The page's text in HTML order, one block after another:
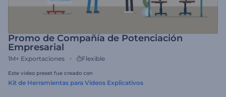
Promo de Compañía de Potenciación
Empresarial
1M+ Exportaciones Flexible
Este video preset fue creado con
Kit de Herramientas para Videos Explicativos